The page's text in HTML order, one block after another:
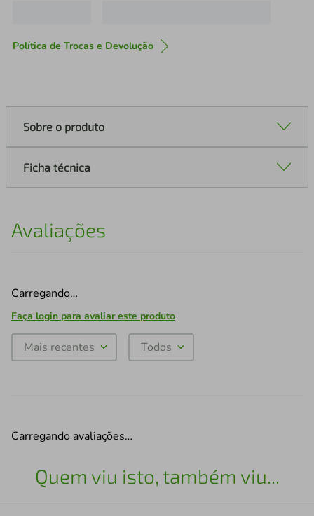
Política de Trocas e Devolução
Sobre o produto
Ficha técnica
Avaliações
Carregando…
Faça login para avaliar este produto
Mais recentes Todos
Carregando avaliações…
Quem viu isto, também viu...